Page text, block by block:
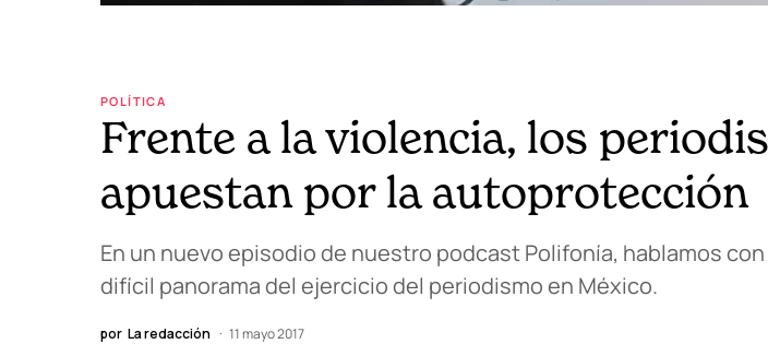
POLÍTICA
Frente a la violencia, los
apuestan por la autoprotección
En un nuevo episodio de nuestro podcast Polifonía, hablamos
difícil panorama del ejercicio del periodismo en México.
por La redacción 11 mayo 2017